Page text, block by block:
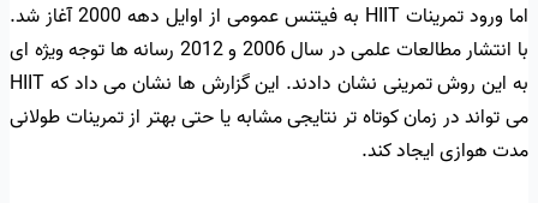
اما ورود تمرینات HIIT به فیتنس عمومی از اوایل دهه 2000 آغاز شد.
با انتشار مطالعات علمی در سال 2006 و 2012 رسانه ها توجه ویژه ای
به این روش تمرینی نشان دادند. این گزارش ها نشان می داد که HIIT
می تواند در زمان کوتاه تر نتایجی مشابه یا حتی بهتر از تمرینات طولانی
مدت هوازی ایجاد کند.